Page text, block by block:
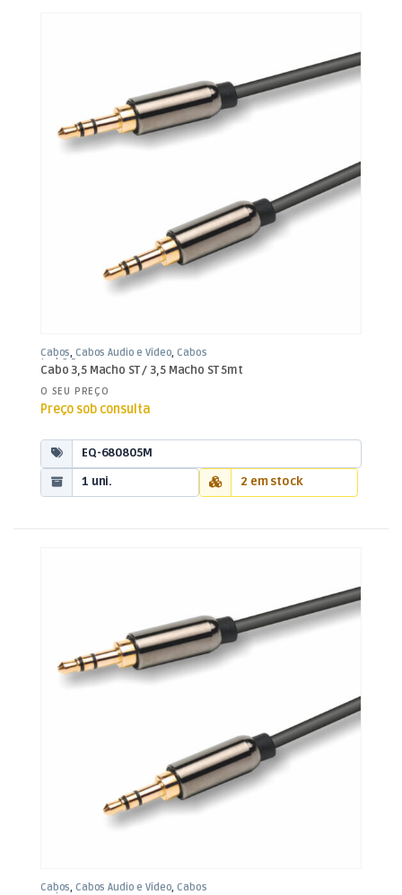
Cabos,Cabos Áudio e Vídeo,Cabos
Jack 3,5mm
Cabo 3,5 Macho ST / 3,5 Macho ST 5mt
O SEU PREÇO
Preço sob consulta
EQ-680805M
1 uni.
2 em stock
Cabos,Cabos Áudio e Vídeo,Cabos